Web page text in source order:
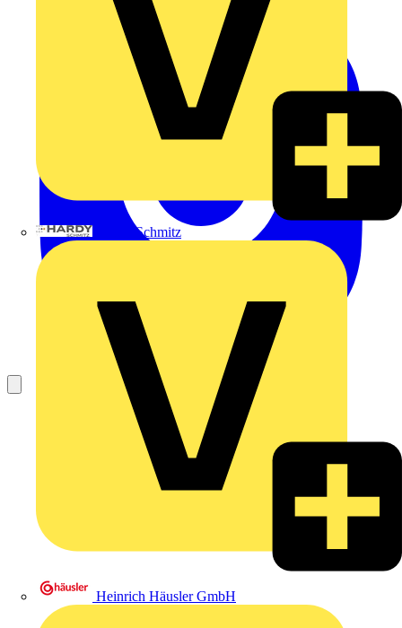
Hardy Schmitz
Heinrich Häusler GmbH